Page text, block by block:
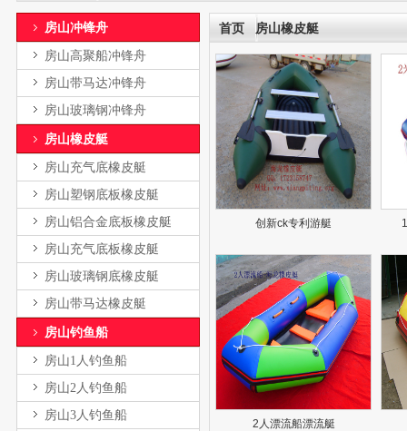
房山冲锋舟
房山高聚船冲锋舟
房山带马达冲锋舟
房山玻璃钢冲锋舟
房山橡皮艇
房山充气底橡皮艇
房山塑钢底板橡皮艇
房山铝合金底板橡皮艇
房山充气底板橡皮艇
房山玻璃钢底橡皮艇
房山带马达橡皮艇
房山钓鱼船
房山1人钓鱼船
房山2人钓鱼船
房山3人钓鱼船
首页 房山橡皮艇
创新ck专利游艇
2人漂流船漂流艇